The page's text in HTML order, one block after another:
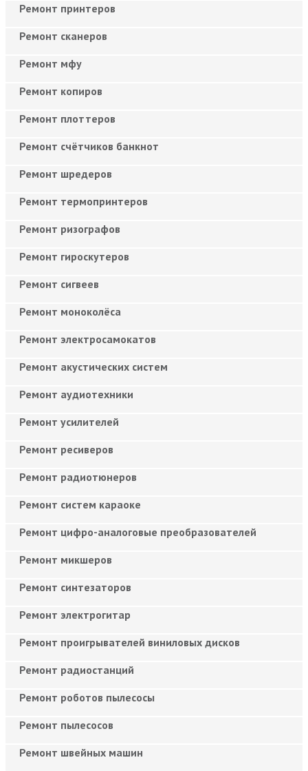
Ремонт принтеров
Ремонт сканеров
Ремонт мфу
Ремонт копиров
Ремонт плоттеров
Ремонт счётчиков банкнот
Ремонт шредеров
Ремонт термопринтеров
Ремонт ризографов
Ремонт гироскутеров
Ремонт сигвеев
Ремонт моноколёса
Ремонт электросамокатов
Ремонт акустических систем
Ремонт аудиотехники
Ремонт усилителей
Ремонт ресиверов
Ремонт радиотюнеров
Ремонт систем караоке
Ремонт цифро-аналоговые преобразователей
Ремонт микшеров
Ремонт синтезаторов
Ремонт электрогитар
Ремонт проигрывателей виниловых дисков
Ремонт радиостанций
Ремонт роботов пылесосы
Ремонт пылесосов
Ремонт швейных машин